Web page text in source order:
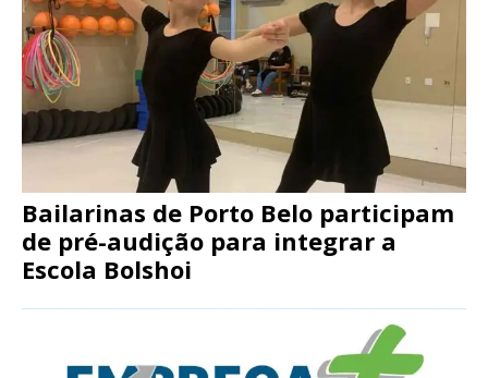
Bailarinas de Porto Belo participam
de pré-audição para integrar a
Escola Bolshoi